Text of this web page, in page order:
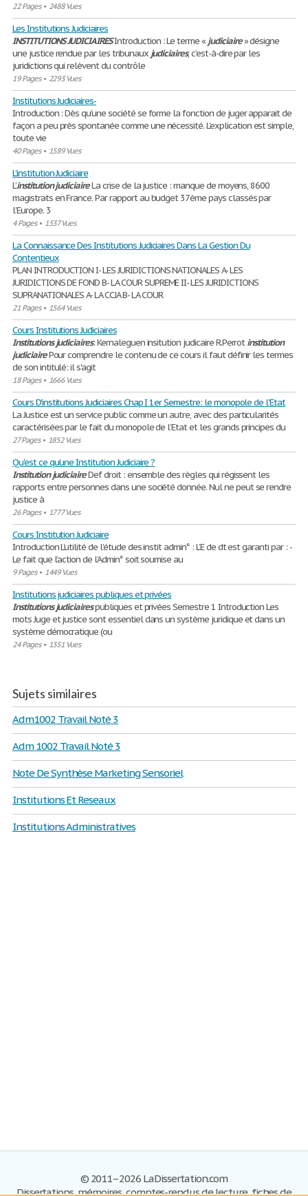
22 Pages• 2488 Vues
Les Institutions Judiciaires
INSTITUTIONSJUDICIAIRESIntroduction : Le terme « judiciaire» désigne
une justice rendue par les tribunaux judiciaires, c’est-à-dire par les
juridictions qui relèvent du contrôle
19 Pages• 2293 Vues
Institutions Judiciaires-
Introduction : Dès qu’une société se forme la fonction de juger apparait de
façon a peu près spontanée comme une nécessité. L’explication est simple,
toute vie
40 Pages• 1589 Vues
L'institution Judiciaire
L’institution judiciaireLa crise de la justice : manque de moyens, 8600
magistrats en France. Par rapport au budget 37ème pays classés par
l’Europe. 3
4 Pages• 1537 Vues
La Connaissance Des Institutions Judiciaires Dans La Gestion Du
Contentieux
PLAN INTRODUCTION I- LES JURIDICTIONS NATIONALES A- LES
JURIDICTIONS DE FOND B- LA COUR SUPREME II- LES JURIDICTIONS
SUPRANATIONALES A- LA CCJA B- LA COUR
21 Pages• 1564 Vues
Cours Institutions Judiciaires
Institutions judiciaires: Kernaleguen insitution judicaire R.Perrotinstitution
judiciairePour comprendre le contenu de ce cours il faut définir les termes
de son intitulé: il s'agit
18 Pages• 1666 Vues
Cours D'institutions Judiciaires Chap I 1er Semestre: le monopole de l'Etat
La Justice est un service public comme un autre, avec des particularités
caractérisées par le fait du monopole de l’Etat et les grands principes du
27 Pages• 1852 Vues
Qu'est ce qu'une Institution Judiciaire ?
Institution judiciaireDef droit : ensemble des règles qui régissent les
rapports entre personnes dans une société donnée. Nul ne peut se rendre
justice à
26 Pages• 1777 Vues
Cours Institution Judiciaire
Introduction L’utilité de l’étude des instit admin° : L’E de dt est garanti par : -
Le fait que l’action de l’Admin° soit soumise au
9 Pages• 1449 Vues
Institutions judiciaires publiques et privées
Institutions judiciairespubliques et privées Semestre 1 Introduction Les
mots Juge et justice sont essentiel dans un système juridique et dans un
système démocratique (ou
24 Pages• 1351 Vues
Sujets similaires
Adm1002 Travail Noté 3
Adm 1002 Travail Noté 3
Note De Synthèse Marketing Sensoriel
Institutions Et Reseaux
Institutions Administratives
© 2011–2026 LaDissertation.com
Dissertations, mémoires, comptes-rendus de lecture, fiches de